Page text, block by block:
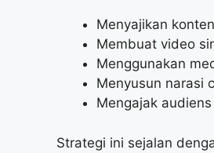
Menyajikan
Membuat video
Menggunakan
Menyusun narasi
Mengajak
Strategi ini sejalan